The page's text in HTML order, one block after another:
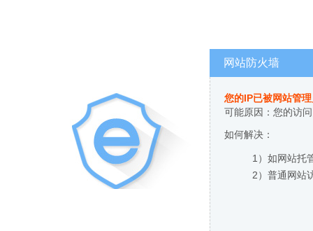
网站防火墙
您的IP已被网站管
可能原因：您的访
如何解决：
1）如网站托
2）普通网站